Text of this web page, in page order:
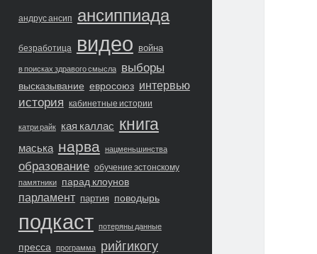
андрус ансип ансиппиада
безработица видео война
в поисках здравого смысла выборы
высказывание евросоюз интервью
история кабинетные истории
катри райк кая каллас книга
маська нарва нацменьшинства
образование обучение эстонскому
памятники парад клоунов
парламент партия поводырь
подкаст потеряны данные
пресса программа рийгикогу